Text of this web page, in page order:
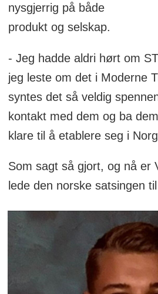
nysgjerrig på både
produkt og selskap.
- Jeg hadde aldri hørt om
jeg leste om det i Moderne
syntes det så veldig
kontakt med dem og ba
klare til å etablere seg i
Som sagt så gjort, og nå er
lede den norske satsingen